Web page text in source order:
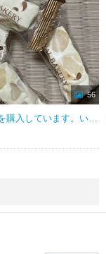
56
台北に来たら、必ずヌガーのお菓子を購入しています。いろいろなお店で売られていますが、こちらのお店のヌガーが、1番のお気に入りです。 大袋と小袋、2種類あります。そんなにお安くはないですが、ほどよくナッツも入っていて本当に